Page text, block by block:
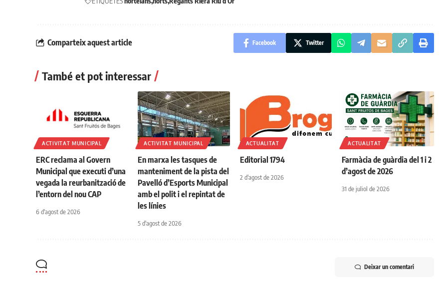
Comparteix aquest article Facebook Twitter
També et pot interessar
ACTIVITAT MUNICIPAL
ERC reclama al Govern
Municipal que executi d’una
vegada la reurbanització de
l’entorn del nou CAP
6 d'agost de 2026
ACTIVITAT MUNICIPAL
En marxa les tasques de
manteniment de la pista del
Pavelló d’Esports Municipal
amb el polit i el repintat de
les línies
5 d'agost de 2026
ACTUALITAT
Editorial 1794
2 d'agost de 2026
ACTUALITAT
Farmàcia de guàrdia del 1 i 2
d’agost de 2026
31 de juliol de 2026
Deixar un comentari